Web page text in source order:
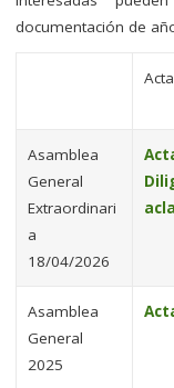
documentación de
Acta
Asamblea
General
Extraordinari
a
18/04/2026
Asamblea
General
2025